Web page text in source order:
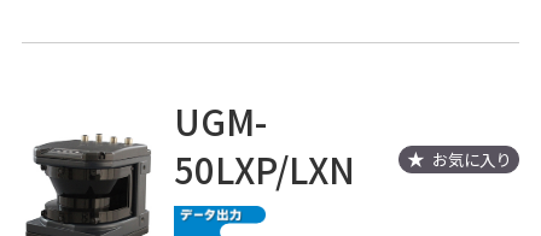
お気に入り
UGM-
50LXP/LXN